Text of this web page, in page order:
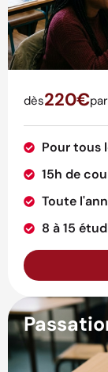
dès220€
Pour tous
15h de
Toute
8 à 15